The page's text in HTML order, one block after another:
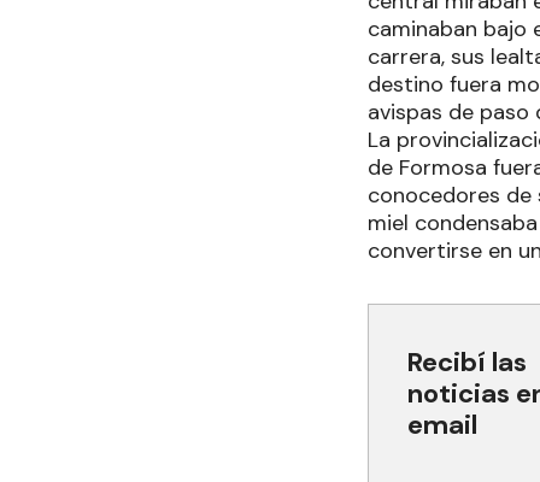
caminaban bajo
carrera, sus
destino fuera
avispas de
La
de Formosa
conocedores de
miel
convertirse en
Recibí las
noticias
email